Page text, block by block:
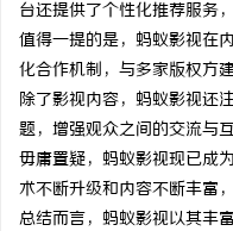
台还提供了个性化推荐服务
值得一提的是，蚂蚁影视在
化合作机制，与多家版权方
除了影视内容，蚂蚁影视还
题，增强观众之间的交流与
毋庸置疑，蚂蚁影视现已成
术不断升级和内容不断丰富
总结而言，蚂蚁影视以其丰